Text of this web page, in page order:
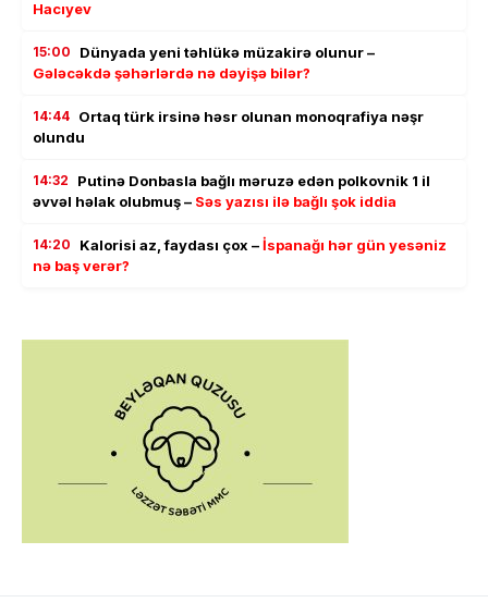
Hacıyev
15:00
Dünyada yeni təhlükə müzakirə olunur –
Gələcəkdə şəhərlərdə nə dəyişə bilər?
14:44 Ortaq türk irsinə həsr olunan monoqrafiya nəşr
olundu
14:32
Putinə Donbasla bağlı məruzə edən polkovnik 1 il
əvvəl həlak olubmuş – Səs yazısı ilə bağlı şok iddia
14:20 Kalorisi az, faydası çox –İspanağı hər gün yesəniz
nə baş verər?